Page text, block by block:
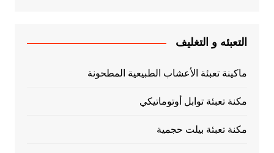
التعبئه و التغليف
ماكينة تعبئة الأعشاب الطبيعية المطحونة
مكنة تعبئة توابل أوتوماتيكي
مكنة تعبئة بيلت حجمية